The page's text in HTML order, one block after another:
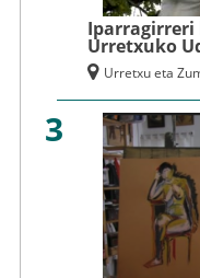
Iparragirreri
Urretxuko
Urretxu eta
3